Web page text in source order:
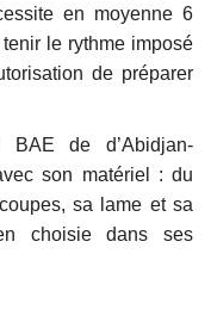
en moyenne 6
le rythme imposé
de préparer
de d’Abidjan-
son matériel : du
sa lame et sa
choisie dans ses